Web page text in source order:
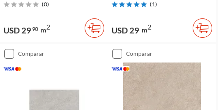
(0)
USD 2990 m2
(1)
USD 29 m2
comparar comparar